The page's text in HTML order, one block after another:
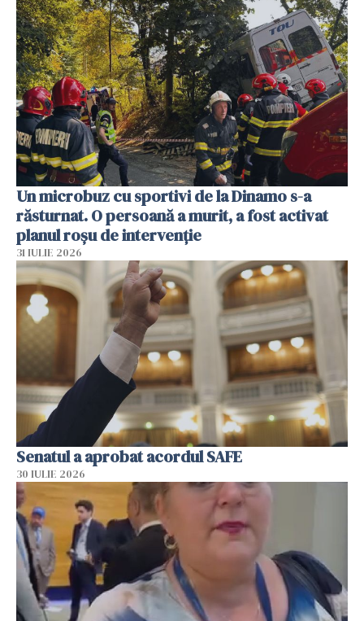
Un microbuz cu sportivi de la Dinamo s-a
răsturnat. O persoană a murit, a fost activat
planul roșu de intervenție
31 IULIE 2026
Senatul a aprobat acordul SAFE
30 IULIE 2026